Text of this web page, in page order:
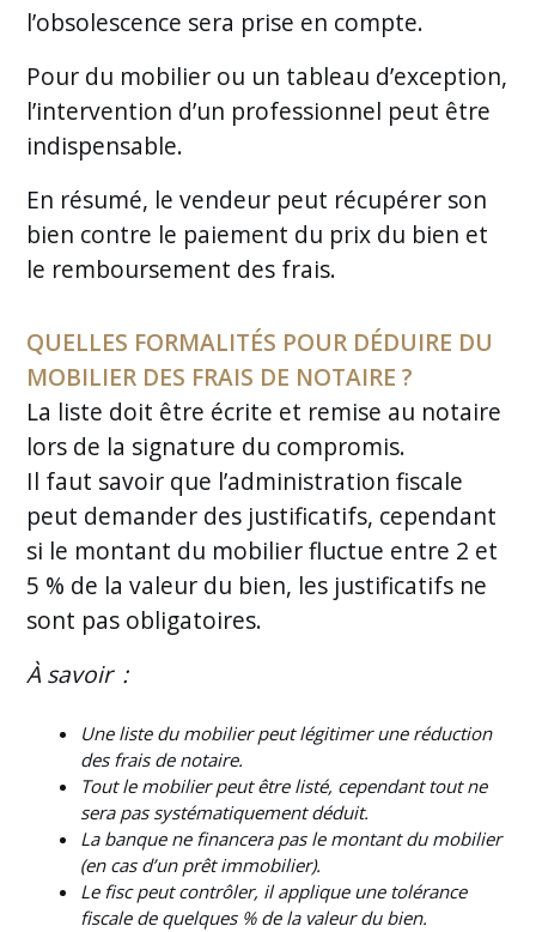
l’obsolescence sera prise en compte.
Pour du mobilier ou un tableau d’exception,
l’intervention d’un professionnel peut être
indispensable.
En résumé, le vendeur peut récupérer son
bien contre le paiement du prix du bien et
le remboursement des frais.
QUELLES FORMALITÉS POUR DÉDUIRE DU
MOBILIER DES FRAIS DE NOTAIRE ?
La liste doit être écrite et remise au notaire
lors de la signature du compromis.
Il faut savoir que l’administration fiscale
peut demander des justificatifs, cependant
si le montant du mobilier fluctue entre 2 et
5 % de la valeur du bien, les justificatifs ne
sont pas obligatoires.
À savoir :
Une liste du mobilier peut légitimer une réduction
des frais de notaire.
Tout le mobilier peut être listé, cependant tout ne
sera pas systématiquement déduit.
La banque ne financera pas le montant du mobilier
(en cas d’un prêt immobilier).
Le fisc peut contrôler, il applique une tolérance
fiscale de quelques % de la valeur du bien.